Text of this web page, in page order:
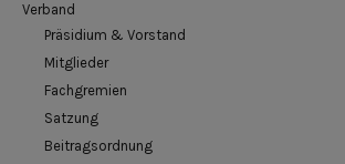
Verband
Präsidium & Vorstand
Mitglieder
Fachgremien
Satzung
Beitragsordnung